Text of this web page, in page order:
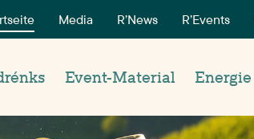
Media R’News R’Events
Event-Material Energie